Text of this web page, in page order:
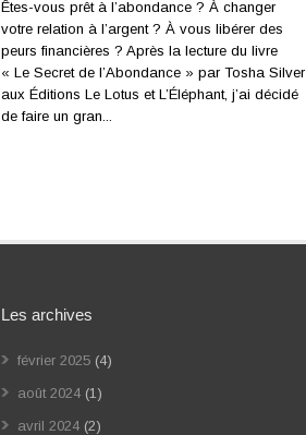
Êtes-vous prêt à l’abondance ? À changer
votre relation à l’argent ? À vous libérer des
peurs financières ? Après la lecture du livre
« Le Secret de l’Abondance » par Tosha Silver
aux Éditions Le Lotus et L’Éléphant, j’ai décidé
de faire un gran...
Les archives
février 2025(4)
août 2024(1)
avril 2024(2)